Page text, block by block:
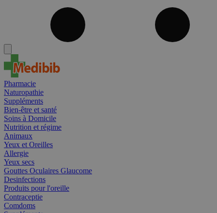
Pharmacie
Naturopathie
Suppléments
Bien-être et santé
Soins à Domicile
Nutrition et régime
Animaux
Yeux et Oreilles
Allergie
Yeux secs
Gouttes Oculaires Glaucome
Desinfections
Produits pour l'oreille
Contraceptie
Comdoms